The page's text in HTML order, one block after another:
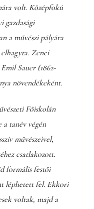
volt. Középfokú
gazdasági
a művészi pályára
Zenei
Sauer (1862-
növendékeként.
Főiskolán
tanév végén
művészeivel,
csatlakozott.
formális festői
léphetett fel. Ekkori
voltak, majd a